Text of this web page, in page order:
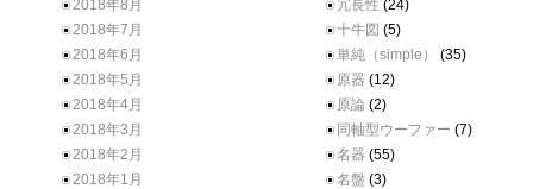
2018年8月
2018年7月
2018年6月
2018年5月
2018年4月
2018年3月
2018年2月
2018年1月
冗長性 (24)
十牛図 (5)
単純（simple）
(35)
原器 (12)
原論 (2)
同軸型ウーファー (7)
名器 (55)
名盤 (3)